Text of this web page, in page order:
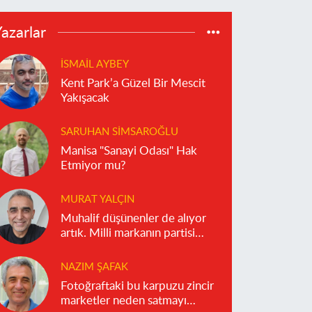
İSMAIL AYBEY
Kent Park’a Güzel Bir Mescit
Yakışacak
SARUHAN SIMSAROĞLU
Manisa "Sanayi Odası" Hak
Etmiyor mu?
MURAT YALÇIN
Muhalif düşünenler de alıyor
artık. Milli markanın partisi
NAZIM ŞAFAK
Fotoğraftaki bu karpuzu zincir
marketler neden satmayı